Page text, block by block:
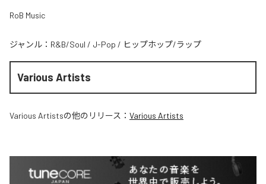
RoB Music
ジャンル： R&B/Soul / J-Pop / ヒップホップ/ラップ
Various Artists
Various Artistsの他のリリース： Various Artists